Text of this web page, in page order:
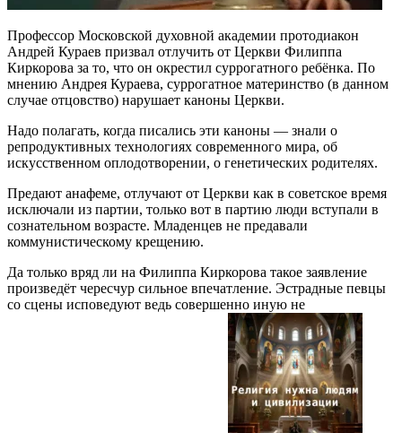
Профессор Московской духовной академии протодиакон
Андрей Кураев призвал отлучить от Церкви Филиппа
Киркорова за то, что он окрестил суррогатного ребёнка. По
мнению Андрея Кураева, суррогатное материнство (в данном
случае отцовство) нарушает каноны Церкви.
Надо полагать, когда писались эти каноны — знали о
репродуктивных технологиях современного мира, об
искусственном оплодотворении, о генетических родителях.
Предают анафеме, отлучают от Церкви как в советское время
исключали из партии, только вот в партию люди вступали в
сознательном возрасте. Младенцев не предавали
коммунистическому крещению.
Да только вряд ли на Филиппа Киркорова такое заявление
произведёт чересчур сильное впечатление. Эстрадные певцы
со сцены исповедуют ведь совершенно иную не